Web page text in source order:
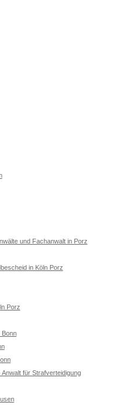
und Fachanwalt in Porz
in Köln Porz
Porz
Bonn
für Strafverteidigung